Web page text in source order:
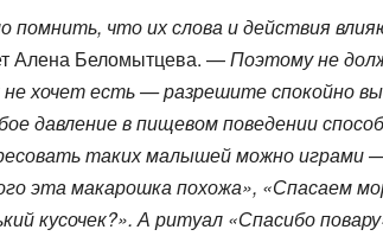
помнить, что их слова и действия
Алена Беломытцева. —Поэтому не
хочет есть — разрешите спокойно
давление в пищевом поведении
таких малышей можно играми
эта макарошка похожа», «Спасаем
кусочек?». А ритуал «Спасибо